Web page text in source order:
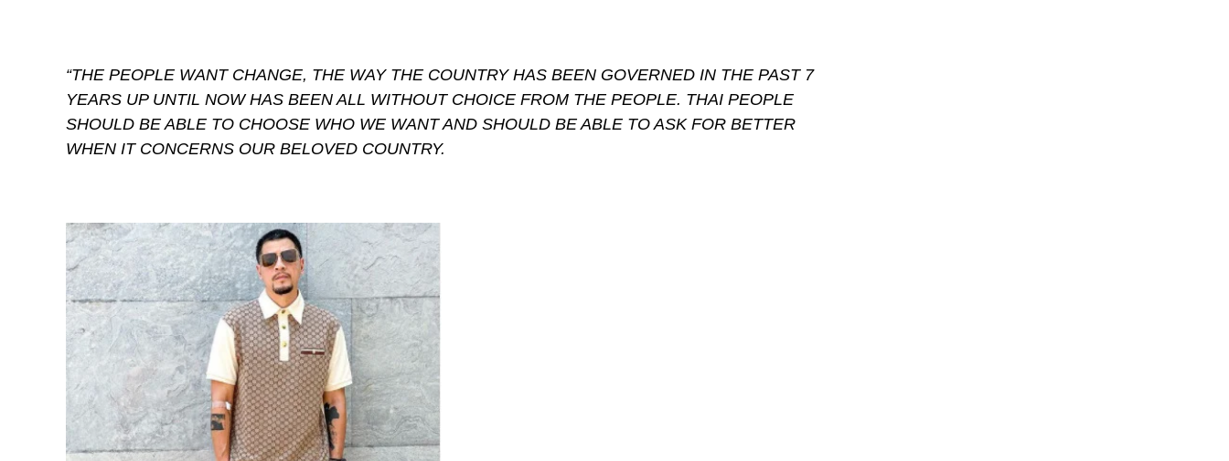
“THE PEOPLE WANT CHANGE, THE WAY THE COUNTRY HAS BEEN GOVERNED IN THE PAST 7
YEARS UP UNTIL NOW HAS BEEN ALL WITHOUT CHOICE FROM THE PEOPLE. THAI PEOPLE
SHOULD BE ABLE TO CHOOSE WHO WE WANT AND SHOULD BE ABLE TO ASK FOR BETTER
WHEN IT CONCERNS OUR BELOVED COUNTRY.